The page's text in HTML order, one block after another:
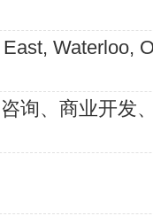
Waterloo,
询、商业开发